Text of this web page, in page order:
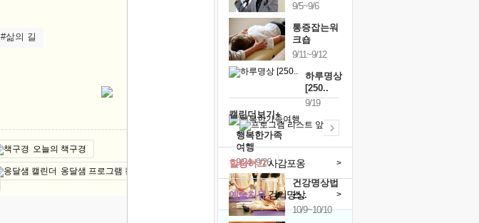
#삶의 길
오늘의 책구경
옹달샘 프로그램 캘린
9/5~9/6
통증잡는워
크숍
9/11~9/12
하루명상
[250..
9/19
행복한가족
여행
9/24~9/26
건강명상법
스..
10/9~10/10
캘린더보기+
예술치유걷기명상 >
힐링허그사감포옹 >